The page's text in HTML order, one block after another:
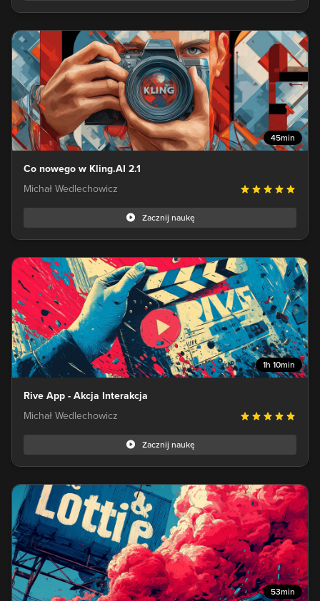
45min
Co nowego w Kling.AI 2.1
Michał Wedlechowicz
Zacznij naukę
1h 10min
Rive App - Akcja Interakcja
Michał Wedlechowicz
Zacznij naukę
53min